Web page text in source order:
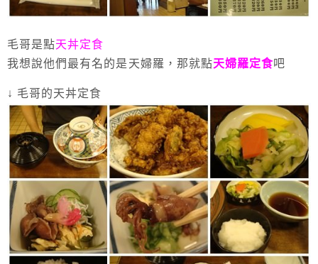
毛哥是點天丼定食
我想說他們最有名的是天婦羅，那就點天婦羅定食吧
↓ 毛哥的天丼定食